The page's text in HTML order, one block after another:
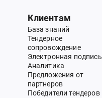
Клиентам
База знаний
Тендерное
сопровождение
Электронная подпись
Аналитика
Предложения от
партнеров
Победители тендеров